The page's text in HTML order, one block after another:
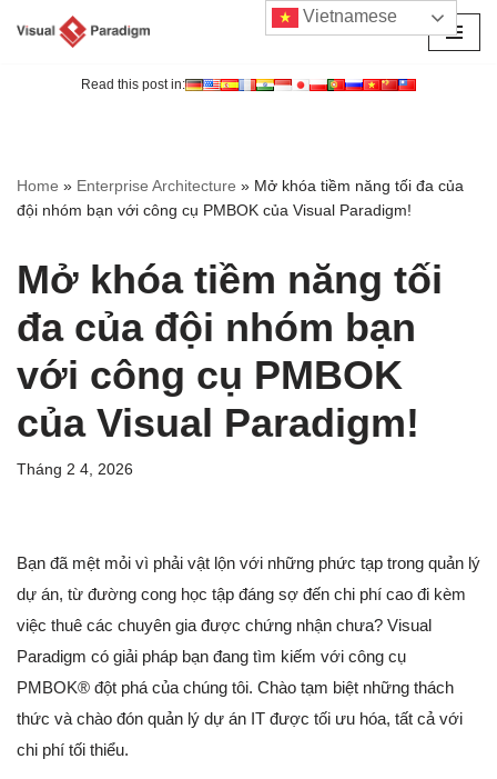
Read this post in:
Home » Enterprise Architecture » Mở khóa tiềm năng tối đa của
đội nhóm bạn với công cụ PMBOK của Visual Paradigm!
Mở khóa tiềm năng tối
đa của đội nhóm bạn
với công cụ PMBOK
của Visual Paradigm!
Tháng 2 4, 2026
Bạn đã mệt mỏi vì phải vật lộn với những phức tạp trong quản lý
dự án, từ đường cong học tập đáng sợ đến chi phí cao đi kèm
việc thuê các chuyên gia được chứng nhận chưa? Visual
Paradigm có giải pháp bạn đang tìm kiếm với công cụ
PMBOK® đột phá của chúng tôi. Chào tạm biệt những thách
thức và chào đón quản lý dự án IT được tối ưu hóa, tất cả với
chi phí tối thiểu.
Vietnamese